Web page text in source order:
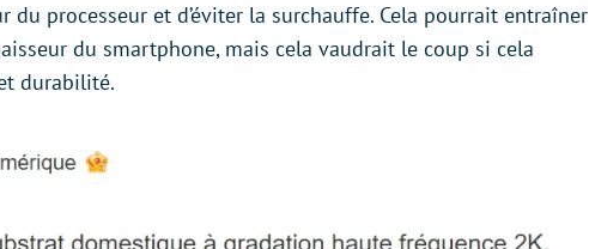
processeur et d’éviter la surchauffe. Cela pourrait entraîner
du smartphone, mais cela vaudrait le coup si cela
durabilité.